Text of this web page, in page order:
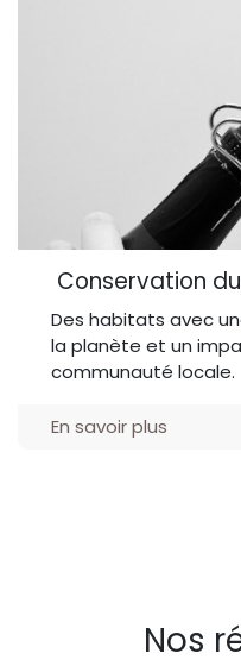
Conservation
Des habitats avec
la planète et un
communauté locale.
En savoir plus
Nos